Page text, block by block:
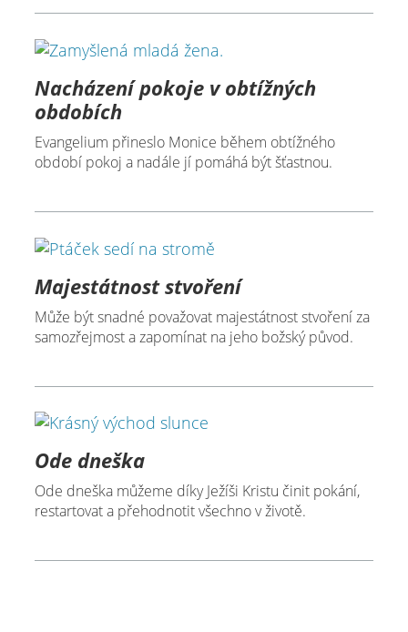
Nacházení pokoje v obtížných
obdobích
Evangelium přineslo Monice během obtížného
období pokoj a nadále jí pomáhá být šťastnou.
Majestátnost stvoření
Může být snadné považovat majestátnost stvoření za
samozřejmost a zapomínat na jeho božský původ.
Ode dneška
Ode dneška můžeme díky Ježíši Kristu činit pokání,
restartovat a přehodnotit všechno v životě.